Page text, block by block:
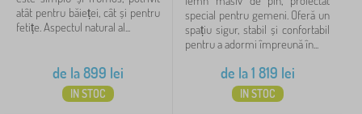
atât pentru băieței, cât și pentru
fetițe. Aspectul natural al...
de la899 lei
IN STOC
special pentru gemeni. Oferă un
spațiu sigur, stabil și confortabil
pentru a adormi împreună în...
de la1 819 lei
IN STOC